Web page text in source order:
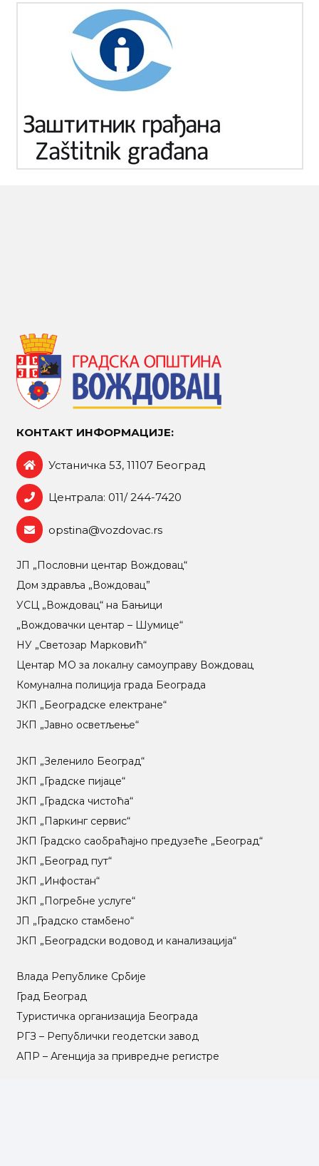
КОНТАКТ ИНФОРМАЦИЈЕ:
Устаничка 53, 11107 Београд
Централа: 011/ 244-7420
opstina@vozdovac.rs
ЈП „Пословни центар Вождовац“
Дом здравља „Вождовац”
УСЦ „Вождовац“ на Бањици
„Вождовачки центар – Шумице“
НУ „Светозар Марковић“
Центар МO за локалну самоуправу Вождовац
Комунална полиција града Београда
ЈКП „Београдске електране“
ЈКП „Јавно осветљење“
ЈКП „Зеленило Београд“
ЈКП „Градске пијаце“
ЈКП „Градска чистоћа“
ЈКП „Паркинг сервис“
ЈКП Градско саобраћајно предузеће „Београд“
ЈКП „Београд пут“
ЈКП „Инфостан“
ЈКП „Погребне услуге“
ЈП „Градско стамбено“
ЈКП „Београдски водовод и канализација“
Влада Републике Србије
Град Београд
Туристичка организација Београда
РГЗ – Републички геодетски завод
АПР – Агенција за привредне регистре